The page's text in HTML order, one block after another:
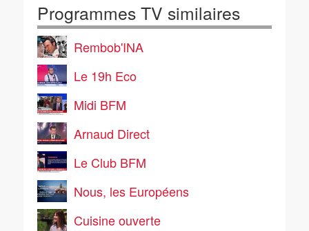
Programmes TV similaires
Rembob'INA
Le 19h Eco
Midi BFM
Arnaud Direct
Le Club BFM
Nous, les Européens
Cuisine ouverte